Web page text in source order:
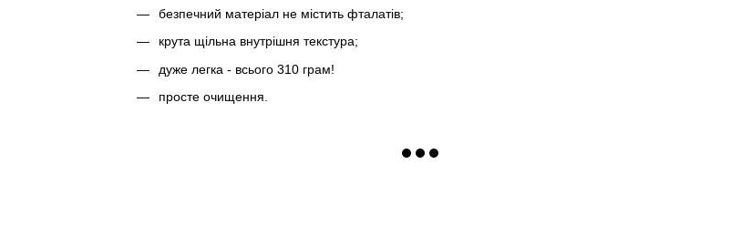
безпечний матеріал не містить фталатів;
крута щільна внутрішня текстура;
дуже легка - всього 310 грам!
просте очищення.